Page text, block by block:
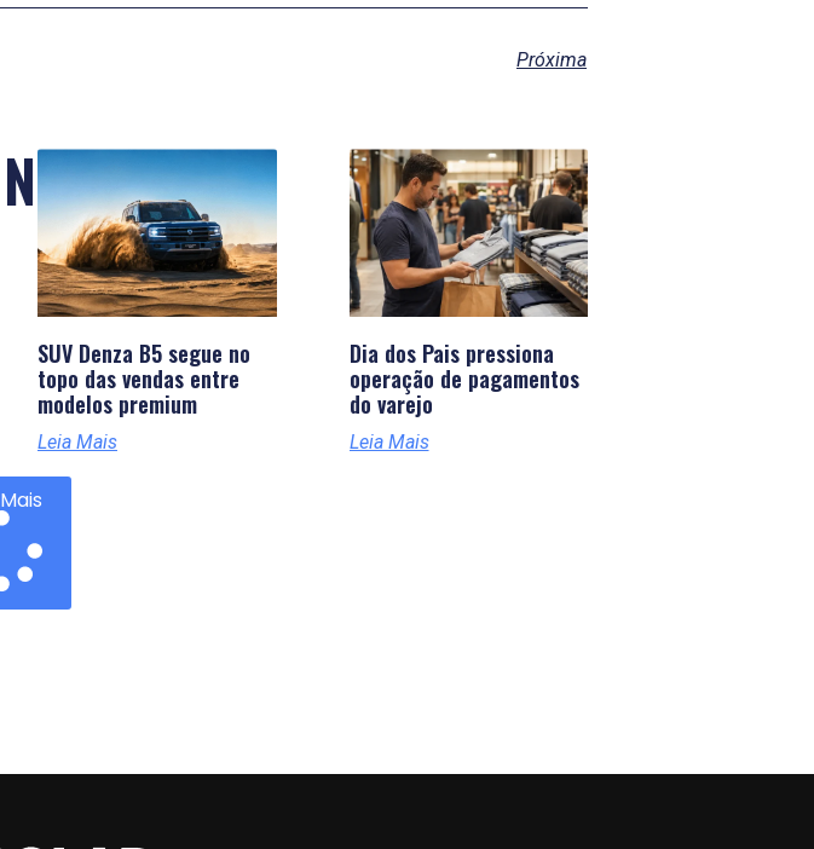
Próxima
SUV Denza B5 segue no
topo das vendas entre
modelos premium
Leia Mais
Dia dos Pais pressiona
operação de pagamentos
do varejo
Leia Mais